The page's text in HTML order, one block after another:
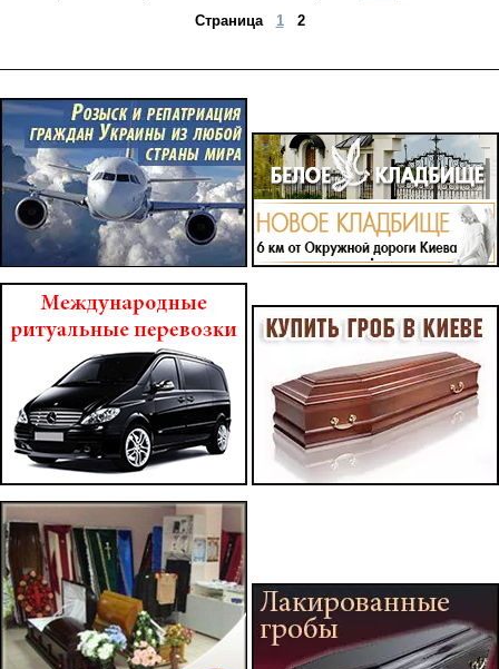
Страница 1 2